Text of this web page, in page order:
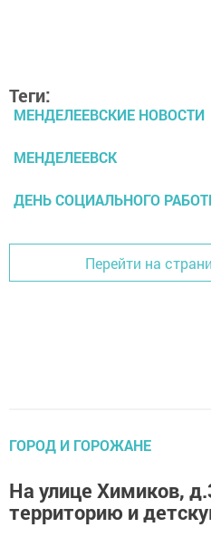
Теги:
МЕНДЕЛЕЕВСКИЕ НОВОСТИ
МЕНДЕЛЕЕВСК
ДЕНЬ СОЦИАЛЬНОГО
Перейти на
ГОРОД И ГОРОЖАНЕ
На улице Химиков,
территорию и